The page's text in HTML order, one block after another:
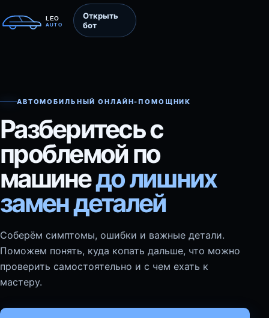
Открыть
бот
АВТОМОБИЛЬНЫЙ ОНЛАЙН-ПОМОЩНИК
Разберитесь с
проблемой по
машинедо лишних
замен деталей
Соберём симптомы, ошибки и важные детали.
Поможем понять, куда копать дальше, что можно
проверить самостоятельно и с чем ехать к
мастеру.